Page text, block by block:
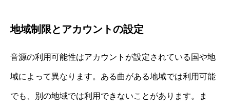
地域制限とアカウントの設定
音源の利用可能性はアカウントが設定されている国や地
域によって異なります。ある曲がある地域では利用可能
でも、別の地域では利用できないことがあります。ま